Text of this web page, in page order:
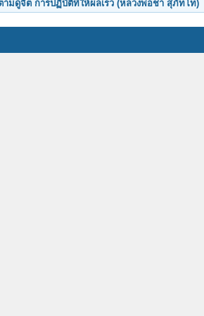
ามดูจิต การปฏิบัติที่ให้ผลเร็ว (หลวงพ่อชา สุภัทโท)